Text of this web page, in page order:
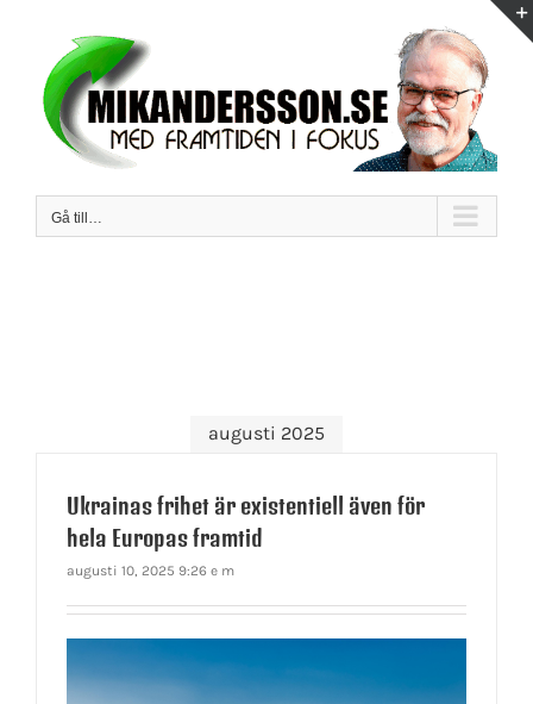
innehållet
Gå till…
augusti 2025
Ukrainas frihet är existentiell även för
hela Europas framtid
augusti 10, 2025 9:26 e m